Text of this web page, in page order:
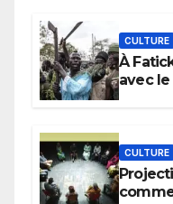
CULTURE
À
avec
CULTURE